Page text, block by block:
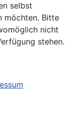
selbst
möchten. Bitte
nicht
stehen.